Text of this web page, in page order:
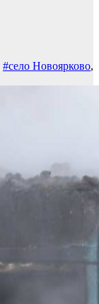
#село Новоярково,